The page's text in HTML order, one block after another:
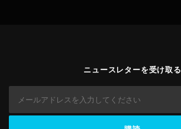
ニュースレターを受け取る